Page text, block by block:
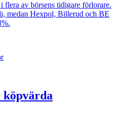
flera av börsens tidigare förlorare.
medan Hexpol, Billerud och BE